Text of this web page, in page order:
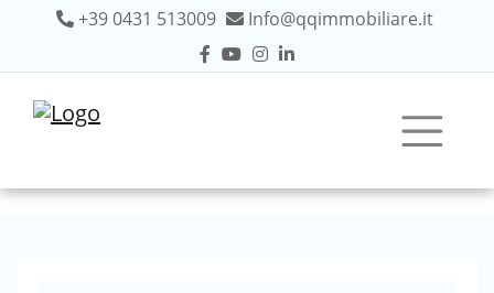
+39 0431 513009 Info@qqimmobiliare.it